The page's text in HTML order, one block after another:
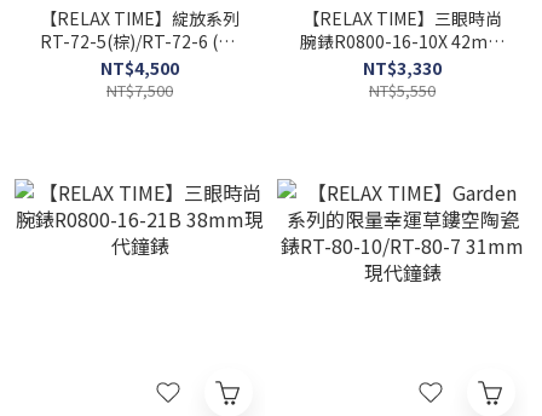
【RELAX TIME】綻放系列
RT-72-5(棕)/RT-72-6 (紫)
36mm 現代鐘錶
NT$4,500
NT$7,500
【RELAX TIME】三眼時尚
腕錶R0800-16-10X 42mm
現代鐘錶
NT$3,330
NT$5,550